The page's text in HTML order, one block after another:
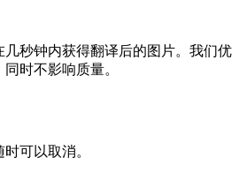
秒钟内获得翻译后的图片。我们优
时不影响质量。
可以取消。